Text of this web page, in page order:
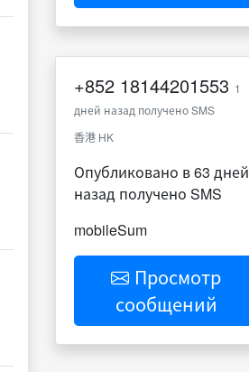
+852 18144201553 1
дней назад получено SMS
香港 HK
Опубликовано в 63 дней
назад получено SMS
mobileSum
Просмотр
сообщений